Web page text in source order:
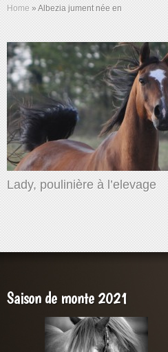
Home » Albezia jument née en
Lady, poulinière à l’elevage
Saison de monte 2021